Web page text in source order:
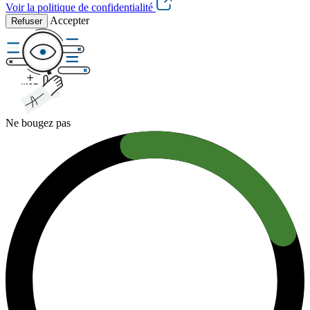
Voir la politique de confidentialité
Refuser Accepter
Ne bougez pas